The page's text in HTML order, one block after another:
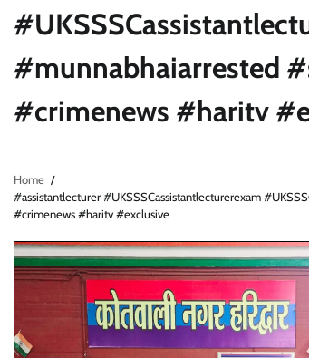
#munnabhaiarrested
#crimenews #haritv
Home
#assistantlecturer #UKSSSCassistantlecturerexam
#crimenews #haritv #exclusive